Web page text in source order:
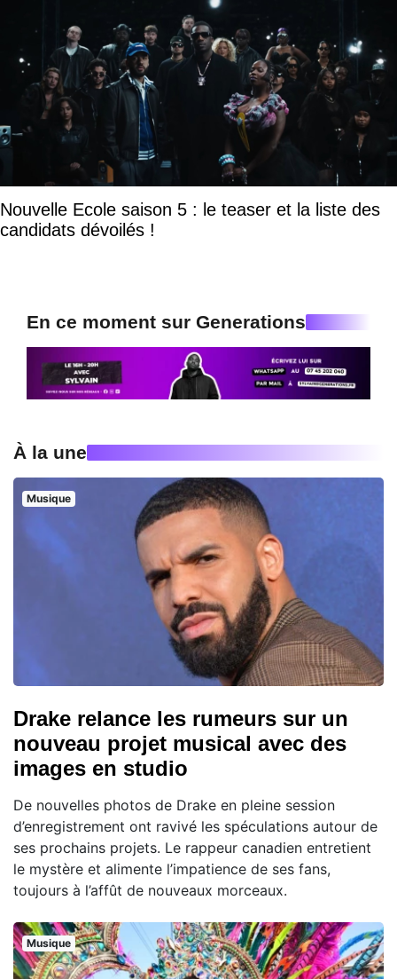
Nouvelle Ecole saison 5 : le teaser et la liste des
candidats dévoilés !
En ce moment sur Generations
À la une
Musique
Drake relance les rumeurs sur un
nouveau projet musical avec des
images en studio
De nouvelles photos de Drake en pleine session
d’enregistrement ont ravivé les spéculations autour de
ses prochains projets. Le rappeur canadien entretient
le mystère et alimente l’impatience de ses fans,
toujours à l’affût de nouveaux morceaux.
Musique